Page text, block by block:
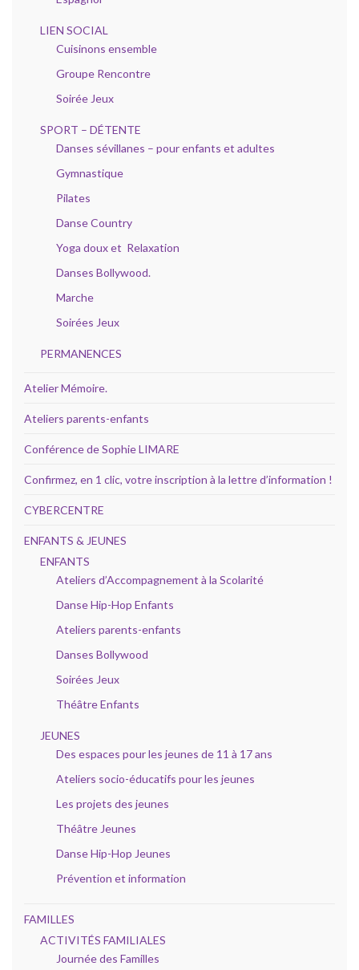
LIEN SOCIAL
Cuisinons ensemble
Groupe Rencontre
Soirée Jeux
SPORT – DÉTENTE
Danses sévillanes – pour enfants et adultes
Gymnastique
Pilates
Danse Country
Yoga doux et Relaxation
Danses Bollywood.
Marche
Soirées Jeux
PERMANENCES
Atelier Mémoire.
Ateliers parents-enfants
Conférence de Sophie LIMARE
Confirmez, en 1 clic, votre inscription à la lettre d’information !
CYBERCENTRE
ENFANTS & JEUNES
ENFANTS
Ateliers d’Accompagnement à la Scolarité
Danse Hip-Hop Enfants
Ateliers parents-enfants
Danses Bollywood
Soirées Jeux
Théâtre Enfants
JEUNES
Des espaces pour les jeunes de 11 à 17 ans
Ateliers socio-éducatifs pour les jeunes
Les projets des jeunes
Théâtre Jeunes
Danse Hip-Hop Jeunes
Prévention et information
FAMILLES
ACTIVITÉS FAMILIALES
Journée des Familles